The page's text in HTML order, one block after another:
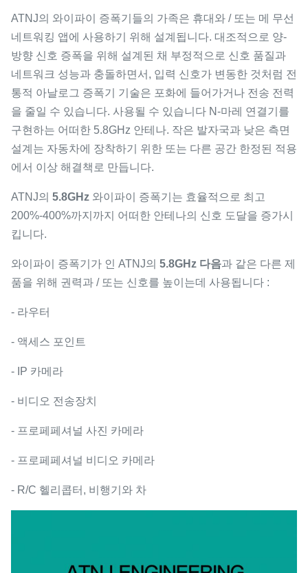
ATNJ의 와이파이 증폭기들의 가족은 휴대와 / 또는 메 무선
네트워킹 앱에 사용하기 위해 설계됩니다. 대조적으로 양-
방향 신호 증폭을 위해 설계된 채 부정적으로 신호 품질과
네트워크 성능과 충돌하면서, 입력 신호가 변동한 것처럼 전
통적 아날로그 증폭기 기술은 포화에 들어가거나 전송 전력
을 줄일 수 있습니다. 사용될 수 있습니다 N-마레 연결기를
구현하는 어떠한 5.8GHz 안테나. 작은 발자국과 낮은 측면
설계는 자동차에 장착하기 위한 또는 다른 공간 한정된 적용
에서 이상 해결책로 만듭니다.
ATNJ의 5.8GHz 와이파이 증폭기는 효율적으로 최고
200%-400%까지까지 어떠한 안테나의 신호 도달을 증가시
킵니다.
와이파이 증폭기가 인 ATNJ의 5.8GHz 다음과 같은 다른 제
품을 위해 권력과 / 또는 신호를 높이는데 사용됩니다 :
- 라우터
- 액세스 포인트
- IP 카메라
- 비디오 전송장치
- 프로페페셔널 사진 카메라
- 프로페페셔널 비디오 카메라
- R/C 헬리콥터, 비행기와 차